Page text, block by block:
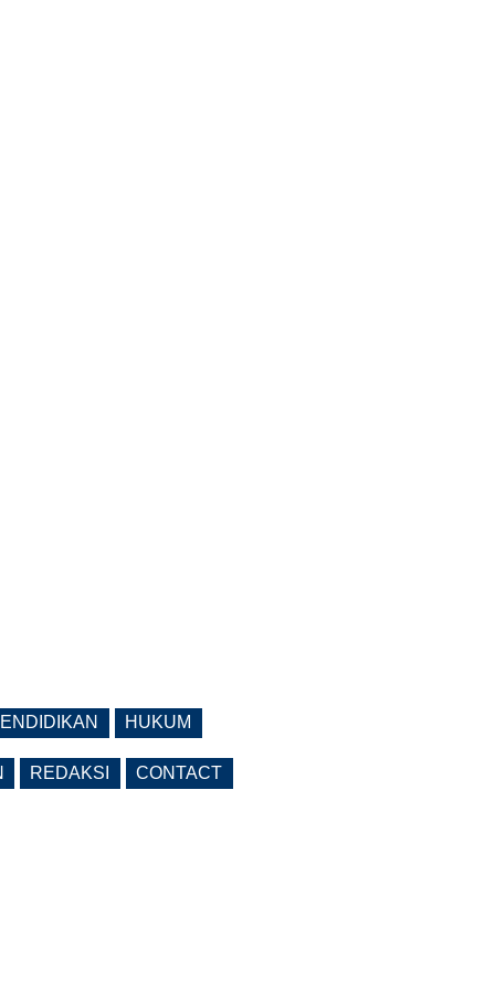
HUKUM
REDAKSI CONTACT